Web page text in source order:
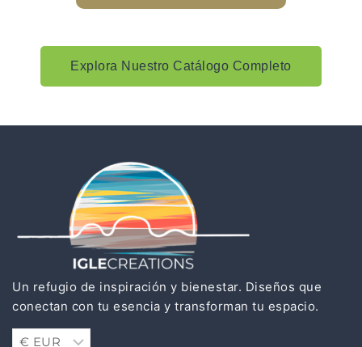
Explora Nuestro Catálogo Completo
Un refugio de inspiración y bienestar. Diseños que
conectan con tu esencia y transforman tu espacio.